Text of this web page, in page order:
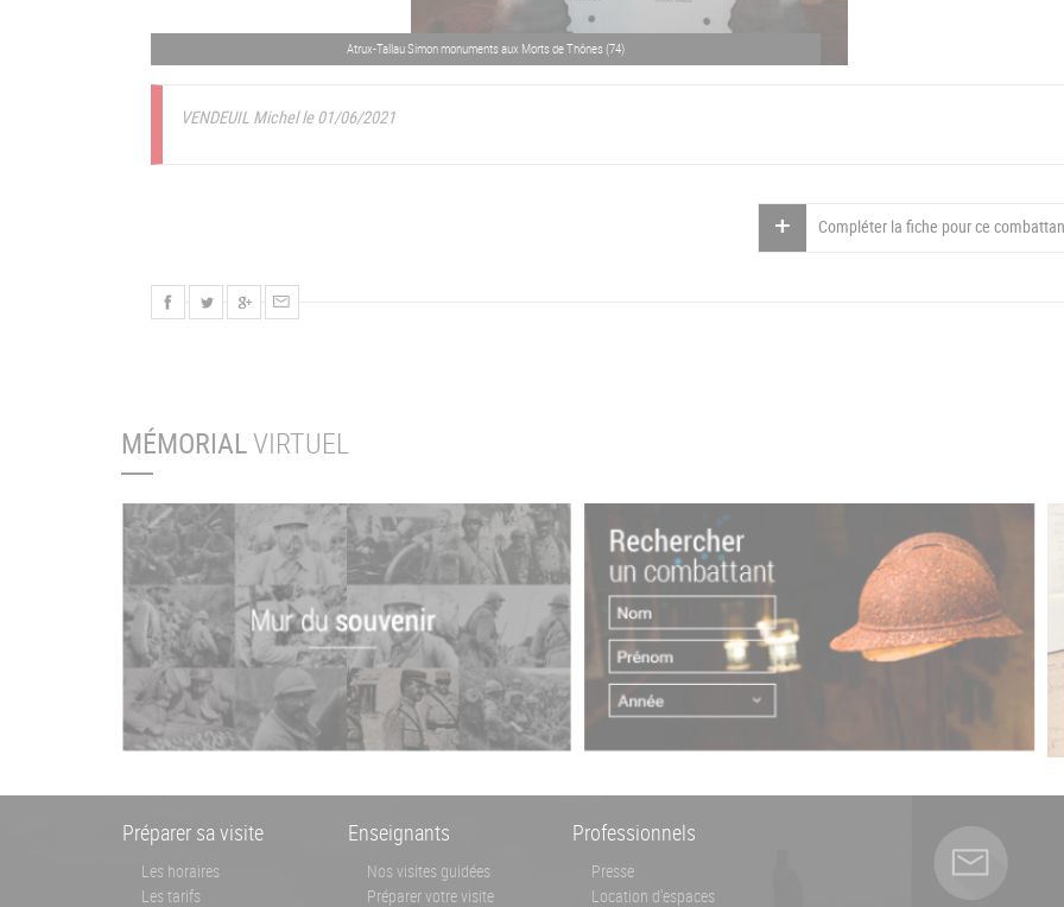
Atrux-Tallau Simon monuments aux Morts de Thônes (74)
VENDEUIL Michel le 01/06/2021
Compléter la fiche pour ce
MÉMORIALVIRTUEL
Menu
Pied
Préparer sa visite
Les horaires
Les tarifs
Enseignants
Nos visites guidées
Préparer votre visite
Professionnels
Presse
Location d'espaces